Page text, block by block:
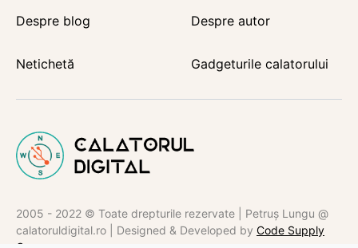
Despre blog Despre autor
Netichetă Gadgeturile calatorului
2005 - 2022 © Toate drepturile rezervate | Petruș Lungu @
calatoruldigital.ro | Designed & Developed by Code Supply